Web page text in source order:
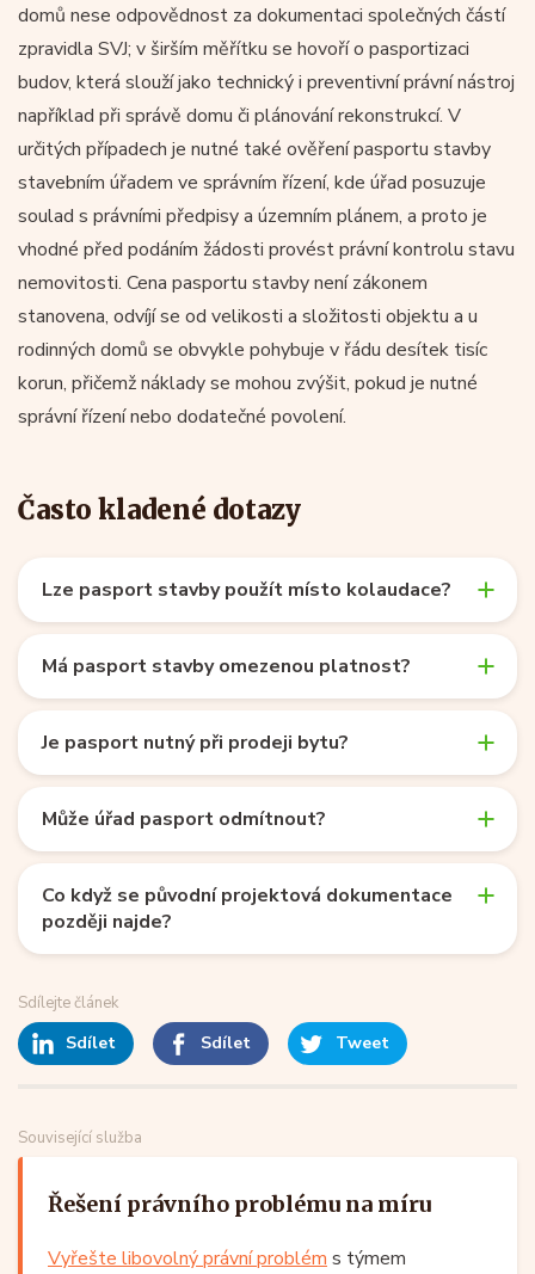
domů nese odpovědnost za dokumentaci společných částí
zpravidla SVJ; v širším měřítku se hovoří o pasportizaci
budov, která slouží jako technický i preventivní právní nástroj
například při správě domu či plánování rekonstrukcí. V
určitých případech je nutné také ověření pasportu stavby
stavebním úřadem ve správním řízení, kde úřad posuzuje
soulad s právními předpisy a územním plánem, a proto je
vhodné před podáním žádosti provést právní kontrolu stavu
nemovitosti. Cena pasportu stavby není zákonem
stanovena, odvíjí se od velikosti a složitosti objektu a u
rodinných domů se obvykle pohybuje v řádu desítek tisíc
korun, přičemž náklady se mohou zvýšit, pokud je nutné
správní řízení nebo dodatečné povolení.
Často kladené dotazy
Lze pasport stavby použít místo kolaudace?
Má pasport stavby omezenou platnost?
Je pasport nutný při prodeji bytu?
Může úřad pasport odmítnout?
Co když se původní projektová dokumentace
později najde?
Sdílejte článek
Sdílet Sdílet Tweet
Související služba
Řešení právního problému na míru
Vyřešte libovolný právní problém s týmem